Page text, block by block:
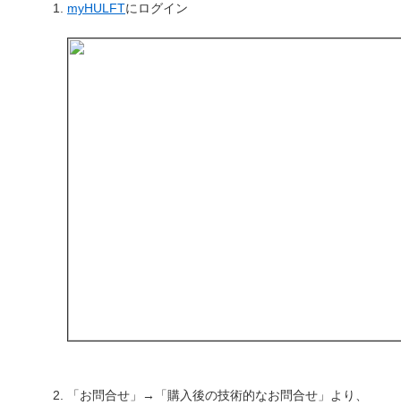
myHULFTにログイン
「お問合せ」→「購入後の技術的なお問合せ」より、